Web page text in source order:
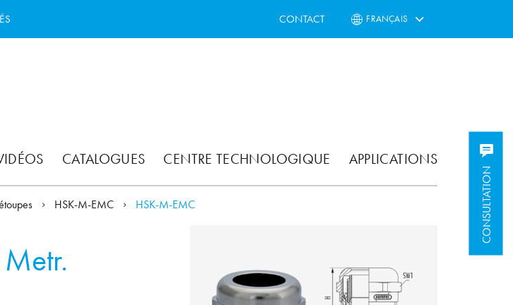
CONTACT FRANÇAIS
CATALOGUES CENTRE TECHNOLOGIQUE APPLICATIONS
CONSULTATION
HSK-M-EMC HSK-M-EMC